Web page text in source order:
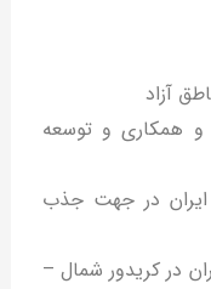
آزاد
و همکاری و توسعه
در جهت جذب
در کریدور شمال –